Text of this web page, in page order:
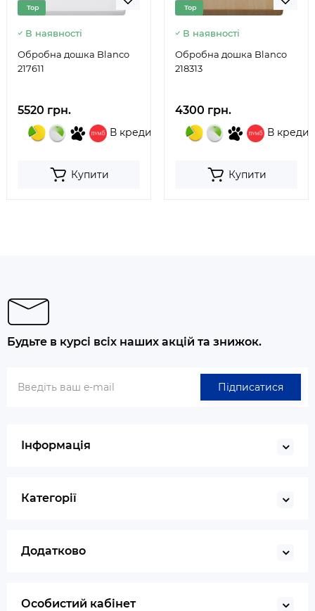
Top
В наявності
Обробна дошка Blanco
217611
5520 грн.
В кредит
Купити
Top
В наявності
Обробна дошка Blanco
218313
4300 грн.
В кредит
Купити
Будьте в курсі всіх наших акцій та знижок.
Підписатися
Інформація
Категорії
Додатково
Особистий кабінет